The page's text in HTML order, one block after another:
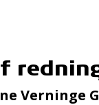
Verninge